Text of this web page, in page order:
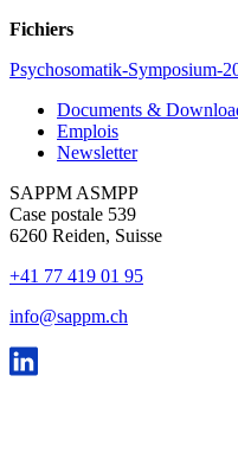
Fichiers
Psychosomatik-Symposium-
Documents &
Emplois
Newsletter
SAPPM ASMPP
Case postale 539
6260 Reiden, Suisse
+41 77 419 01 95
info@sappm.ch